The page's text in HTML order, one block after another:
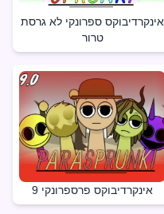
אינקרדיבוקס ספרונקי לא גרסת
טרור
אינקרדיבוקס פרספרונקי 9